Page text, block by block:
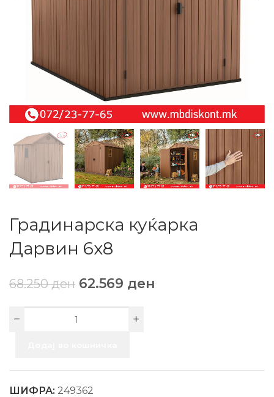
Градинарска куќарка
Дарвин 6х8
68.250ден 62.569 ден
ШИФРА: 249362